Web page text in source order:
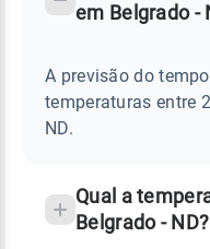
BELGRADO
Perguntas
sobre
chuva
em Belgrado -
A previsão do
temperaturas entre
ND.
Qual a
Belgrado - ND?